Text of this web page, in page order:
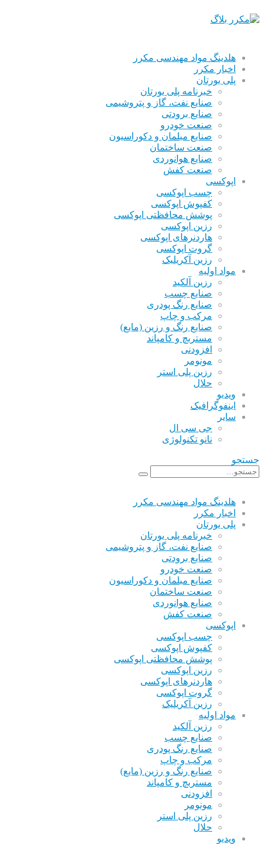
هلدینگ مواد مهندسی مکرر
اخبار مکرر
پلی یورتان
خبرنامه پلی یورتان
صنایع نفت، گاز و پتروشیمی
صنایع برودتی
صنعت خودرو
صنایع مبلمان و دکوراسیون
صنعت ساختمان
صنایع هوانوردی
صنعت کفش
اپوکسی
چسب اپوکسی
کفپوش اپوکسی
پوشش محافظتی اپوکسی
رزین اپوکسی
هاردنرهای اپوکسی
گروت اپوکسی
رزین آکریلیک
مواد اولیه
رزین آلکید
صنایع چسب
صنایع رنگ پودری
مرکب و چاپ
صنایع رنگ و رزین (مایع)
مستربچ و کامپاند
افزودنی
مونومر
رزین پلی استر
حلال
ویدیو
اینفوگرافیک
سایر
جی سی ال
نانو تکنولوژی
جستجو
هلدینگ مواد مهندسی مکرر
اخبار مکرر
پلی یورتان
خبرنامه پلی یورتان
صنایع نفت، گاز و پتروشیمی
صنایع برودتی
صنعت خودرو
صنایع مبلمان و دکوراسیون
صنعت ساختمان
صنایع هوانوردی
صنعت کفش
اپوکسی
چسب اپوکسی
کفپوش اپوکسی
پوشش محافظتی اپوکسی
رزین اپوکسی
هاردنرهای اپوکسی
گروت اپوکسی
رزین آکریلیک
مواد اولیه
رزین آلکید
صنایع چسب
صنایع رنگ پودری
مرکب و چاپ
صنایع رنگ و رزین (مایع)
مستربچ و کامپاند
افزودنی
مونومر
رزین پلی استر
حلال
ویدیو